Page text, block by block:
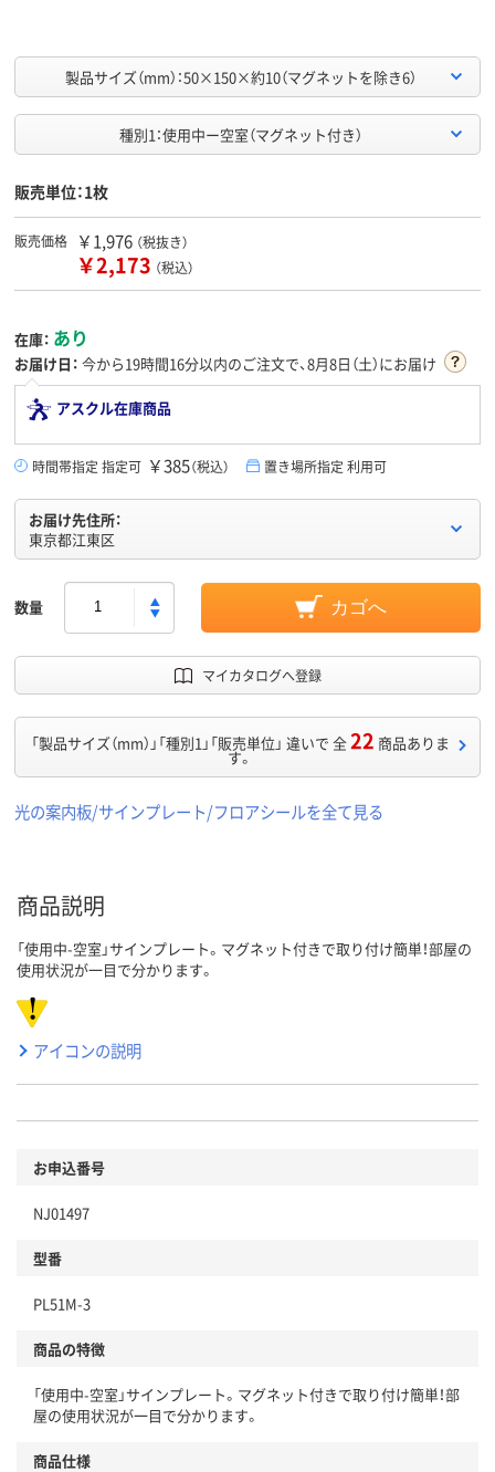
製品サイズ（mm）：50×150×約10（マグネットを除き6）
種別1：使用中ー空室（マグネット付き）
販売単位：1枚
販売価格 ￥1,976 （税抜き）
￥2,173 （税込）
在庫： あり
お届け日： 今から19時間16分以内のご注文で、8月8日（土）にお届け
アスクル在庫商品
時間帯指定 指定可 ￥385（税込） 置き場所指定 利用可
お届け先住所：
東京都江東区
数量 カゴへ
マイカタログへ登録
「製品サイズ（mm）」「種別1」「販売単位」 違いで 全22 商品ありま
す。
光の案内板/サインプレート/フロアシールを全て見る
商品説明
「使用中-空室」サインプレート。マグネット付きで取り付け簡単！部屋の
使用状況が一目で分かります。
アイコンの説明
お申込番号
NJ01497
型番
PL51M-3
商品の特徴
「使用中-空室」サインプレート。マグネット付きで取り付け簡単！部
屋の使用状況が一目で分かります。
商品仕様